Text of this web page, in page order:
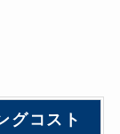
グコスト